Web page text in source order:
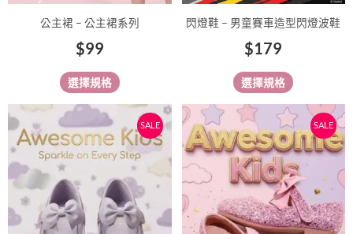
公主裙 – 公主裙系列
$99
選擇規格
頁
面
選
擇
選
項
閃燈鞋 – 男童賽車造型閃燈波鞋
$179
選擇規格
頁
面
選
擇
項
SALE
原
始
價
格：
$158。
目
前
價
格：
$138。
此
產
品
多
種
款
SALE
原
始
價
格：
$158。
目
前
價
格：
$138
產
品
有
多
種
款